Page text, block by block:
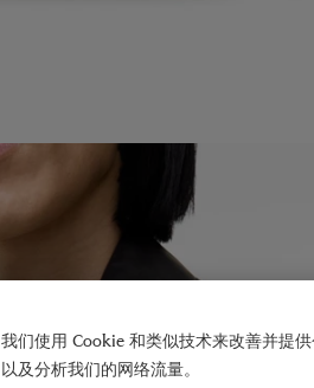
我们使用 Cookie 和类似技术来改善并提
以及分析我们的网络流量。